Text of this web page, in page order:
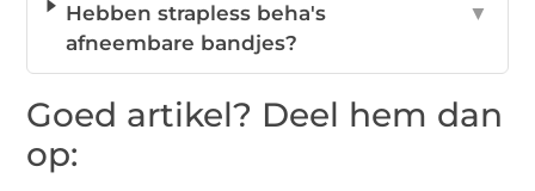
Hebben strapless beha's
afneembare bandjes?
▼
Goed artikel? Deel hem dan
op: